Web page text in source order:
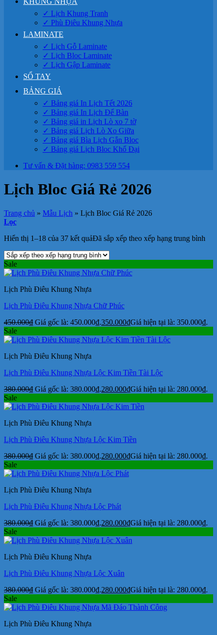
✓ Lịch Khung Tranh
✓ Phù Điêu Khung Nhựa
LAMINATE
✓ Lịch Gỗ Laminate
✓ Lịch Bloc Laminate
✓ Lịch Gập Laminate
SỔ TAY
BẢNG GIÁ
✓ Bảng giá In Lịch Tết 2026
✓ Bảng giá In Lịch Để Bàn
✓ Bảng giá in Lịch Lò xo 7 tờ
✓ Bảng giá Lịch Lò Xo Giữa
✓ Bảng giá Bìa Lịch Gắn Bloc
✓ Bảng giá Lịch Bloc Khổ Đại
Tư vấn & Đặt hàng: 0983 559 554
Lịch Bloc Giá Rẻ 2026
Trang chủ » Mẫu Lịch » Lịch Bloc Giá Rẻ 2026
Lọc
Hiển thị 1–18 của 37 kết quảĐã sắp xếp theo xếp hạng trung bình
Sale
Lịch Phù Điêu Khung Nhựa
Lịch Phù Điêu Khung Nhựa Chữ Phúc
450.000₫ Giá gốc là: 450.000₫.350.000₫Giá hiện tại là: 350.000₫.
Sale
Lịch Phù Điêu Khung Nhựa
Lịch Phù Điêu Khung Nhựa Lộc Kim Tiền Tài Lộc
380.000₫ Giá gốc là: 380.000₫.280.000₫Giá hiện tại là: 280.000₫.
Sale
Lịch Phù Điêu Khung Nhựa
Lịch Phù Điêu Khung Nhựa Lộc Kim Tiền
380.000₫ Giá gốc là: 380.000₫.280.000₫Giá hiện tại là: 280.000₫.
Sale
Lịch Phù Điêu Khung Nhựa
Lịch Phù Điêu Khung Nhựa Lộc Phát
380.000₫ Giá gốc là: 380.000₫.280.000₫Giá hiện tại là: 280.000₫.
Sale
Lịch Phù Điêu Khung Nhựa
Lịch Phù Điêu Khung Nhựa Lộc Xuân
380.000₫ Giá gốc là: 380.000₫.280.000₫Giá hiện tại là: 280.000₫.
Sale
Lịch Phù Điêu Khung Nhựa